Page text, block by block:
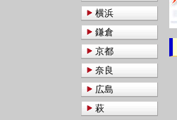
横浜
鎌倉
京都
奈良
広島
萩